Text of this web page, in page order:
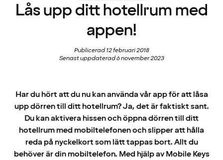
Lås upp ditt hotellrum med
appen!
Publicerad 12 februari 2018
Senast uppdaterad 6 november 2023
Har du hört att du nu kan använda vår app för att låsa
upp dörren till ditt hotellrum? Ja, det är faktiskt sant.
Du kan aktivera hissen och öppna dörren till ditt
hotellrum med mobiltelefonen och slipper att hålla
reda på nyckelkort som lätt tappas bort. Allt du
behöver är din mobiltelefon. Med hjälp av Mobile Keys